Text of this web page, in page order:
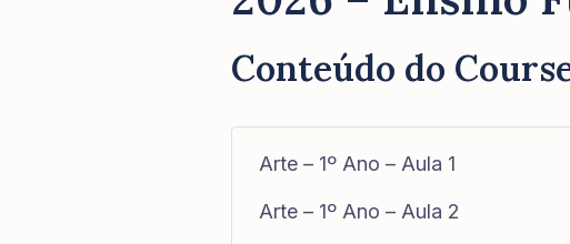
Conteúdo do
Arte – 1º Ano – Aula 1
Arte – 1º Ano – Aula 2